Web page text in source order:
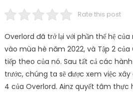
Rate this post
Overlord đã trở lại với phần thế hệ
vào mùa hè năm 2022, và Tập 2 của
tiếp theo của nó. Sau tất cả các
trước, chúng ta sẽ được xem việc
4 của Overlord. Ainz quyết tâm thực